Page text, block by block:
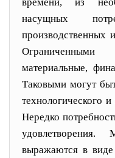
насущных
производственных
материальные,
Таковыми могут
технологического
Нередко по
удовлетворения.
выражаются в виде